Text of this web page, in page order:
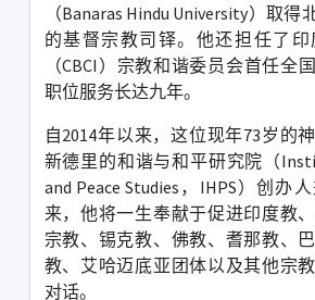
（Banaras Hindu University）取得
的基督宗教司铎。他还担任了
（CBCI ）宗教和谐委员会首任全
职位服务长达九年。
自2014年以来，这位现年73岁的
新德里的和谐与和平研究院（
and Peace Studies ， IHPS）创办
来，他将一生奉献于促进印度教
宗教、锡克教、佛教、耆那教、
教、艾哈迈底亚团体以及其他宗
对话。